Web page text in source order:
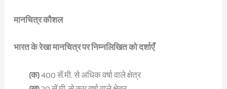
मानचित्र कौशल
भारत के रेखा मानचित्र पर निम्नलिखित को दर्शाएँ
(क)400 सें.मी. से अधिक वर्षा वाले क्षेत्र